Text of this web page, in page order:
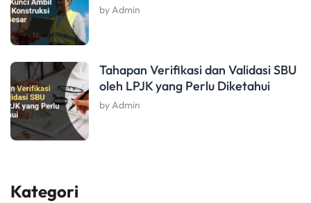
by Admin
Tahapan Verifikasi dan Validasi SBU
oleh LPJK yang Perlu Diketahui
by Admin
Kategori